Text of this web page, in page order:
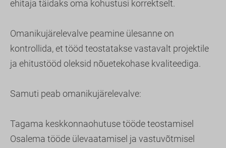
ehitaja täidaks oma kohustusi korrektselt.
Omanikujärelevalve peamine ülesanne on
kontrollida, et tööd teostatakse vastavalt projektile
ja ehitustööd oleksid nõuetekohase kvaliteediga.
Samuti peab omanikujärelevalve:
Tagama keskkonnaohutuse tööde teostamisel
Osalema tööde ülevaatamisel ja vastuvõtmisel